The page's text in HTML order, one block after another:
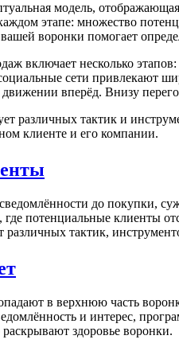
модель,
этапе: множество
воронки помогает
включает несколько
сети привлекают
вперёд. Внизу
различных тактик и
клиенте и его компании.
до покупки,
где потенциальные клиенты
различных тактик,
в верхнюю часть
и интерес,
здоровье воронки.